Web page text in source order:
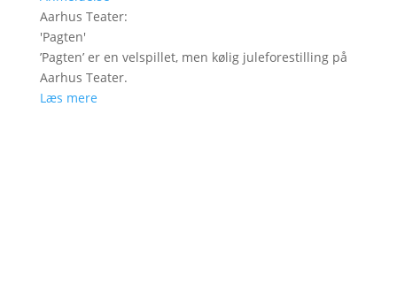
Aarhus Teater:
'Pagten'
’Pagten’ er en velspillet, men kølig juleforestilling på
Aarhus Teater.
Læs mere